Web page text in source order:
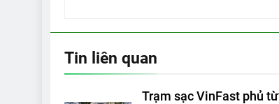
Tin liên quan
Trạm sạc VinFast phủ